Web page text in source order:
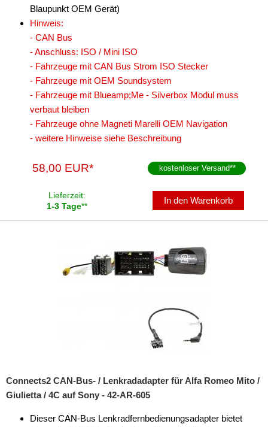
für Land Rover
für MAN
für Mazda
für Mercedes
für Mercury
für Mitsubishi
für Nissan
für Opel
für Porsche
für Skoda
für Smart
Blaupunkt OEM Gerät)
Hinweis:
- CAN Bus
- Anschluss: ISO / Mini ISO
- Fahrzeuge mit CAN Bus Strom ISO Stecker
- Fahrzeuge mit OEM Soundsystem
- Fahrzeuge mit Blueamp;Me - Silverbox Modul muss
verbaut bleiben
- Fahrzeuge ohne Magneti Marelli OEM Navigation
- weitere Hinweise siehe Beschreibung
58,00 EUR* kostenloser Versand**
Lieferzeit:
1-3 Tage**
In den Warenkorb
Connects2 CAN-Bus- / Lenkradadapter für Alfa Romeo Mito /
Giulietta / 4C auf Sony - 42-AR-605
Dieser CAN-Bus Lenkradfernbedienungsadapter bietet